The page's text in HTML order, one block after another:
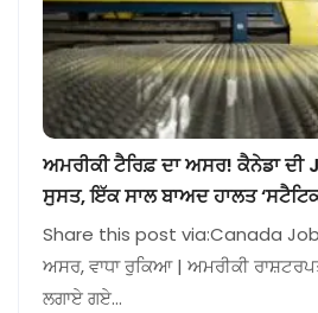
ਅਮਰੀਕੀ ਟੈਰਿਫ਼ ਦਾ ਅਸਰ! ਕੈਨੇਡਾ
ਸੁਸਤ, ਇੱਕ ਸਾਲ ਬਾਅਦ ਹਾਲਤ
Share this post via:Canada Job
ਅਸਰ, ਵਾਧਾ ਰੁਕਿਆ | ਅਮਰੀਕੀ
ਲਗਾਏ ਗਏ…